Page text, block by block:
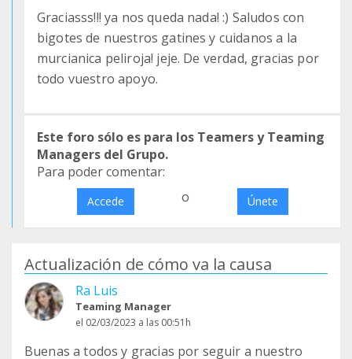
Graciasss!!! ya nos queda nada! :) Saludos con
bigotes de nuestros gatines y cuidanos a la
murcianica peliroja! jeje. De verdad, gracias por
todo vuestro apoyo.
Este foro sólo es para los Teamers y Teaming
Managers del Grupo.
Para poder comentar:
Accede o Únete
Actualización de cómo va la causa
Ra Luis
Teaming Manager
el 02/03/2023 a las 00:51h
Buenas a todos y gracias por seguir a nuestro